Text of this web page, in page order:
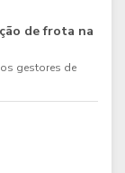
de frota na
gestores de